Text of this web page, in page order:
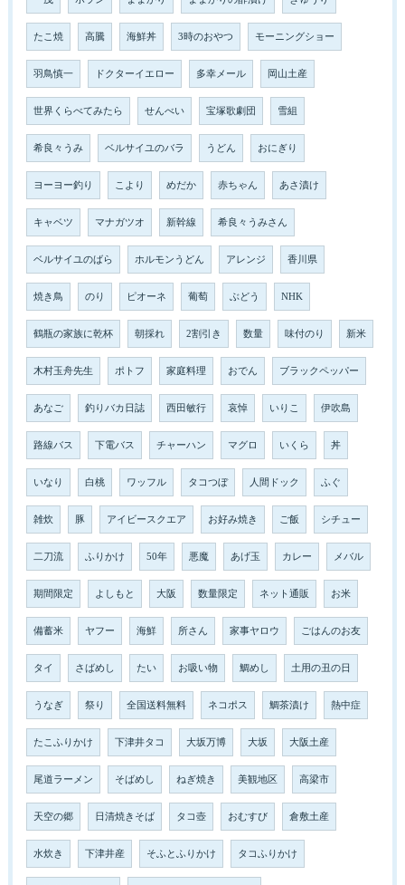
たこ焼 高騰 海鮮丼 3時のおやつ モーニングショー
羽鳥慎一 ドクターイエロー 多幸メール 岡山土産
世界くらべてみたら せんべい 宝塚歌劇団 雪組
希良々うみ ベルサイユのバラ うどん おにぎり
ヨーヨー釣り こより めだか 赤ちゃん あさ漬け
キャベツ マナガツオ 新幹線 希良々うみさん
ベルサイユのばら ホルモンうどん アレンジ 香川県
焼き鳥 のり ピオーネ 葡萄 ぶどう NHK
鶴瓶の家族に乾杯 朝採れ 2割引き 数量 味付のり 新米
木村玉舟先生 ポトフ 家庭料理 おでん ブラックペッパー
あなご 釣りバカ日誌 西田敏行 哀悼 いりこ 伊吹島
路線バス 下電バス チャーハン マグロ いくら 丼
いなり 白桃 ワッフル タコつぼ 人間ドック ふぐ
雑炊 豚 アイビースクエア お好み焼き ご飯 シチュー
二刀流 ふりかけ 50年 悪魔 あげ玉 カレー メバル
期間限定 よしもと 大阪 数量限定 ネット通販 お米
備蓄米 ヤフー 海鮮 所さん 家事ヤロウ ごはんのお友
タイ さばめし たい お吸い物 鯛めし 土用の丑の日
うなぎ 祭り 全国送料無料 ネコポス 鯛茶漬け 熱中症
たこふりかけ 下津井タコ 大坂万博 大坂 大阪土産
尾道ラーメン そばめし ねぎ焼き 美観地区 高梁市
天空の郷 日清焼きそば タコ壺 おむすび 倉敷土産
水炊き 下津井産 そふとふりかけ タコふりかけ